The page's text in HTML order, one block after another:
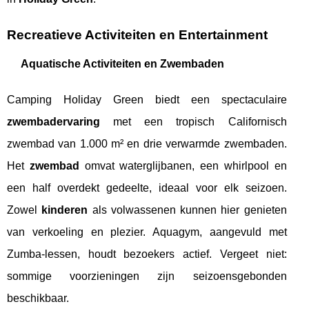
Recreatieve Activiteiten en Entertainment
Aquatische Activiteiten en Zwembaden
Camping Holiday Green biedt een spectaculaire
zwembadervaring met een tropisch Californisch
zwembad van 1.000 m² en drie verwarmde zwembaden.
Het zwembad
omvat waterglijbanen, een whirlpool en
een half overdekt gedeelte, ideaal voor elk seizoen.
Zowel
kinderen als volwassenen kunnen hier genieten
van verkoeling en plezier. Aquagym, aangevuld met
Zumba-lessen, houdt bezoekers actief. Vergeet niet:
sommige voorzieningen zijn seizoensgebonden
beschikbaar.